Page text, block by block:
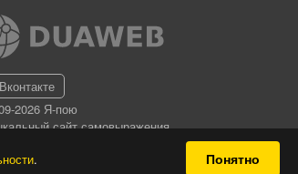
. Понятно
Вконтакте
2026 Я-пою
сайт самовыражения